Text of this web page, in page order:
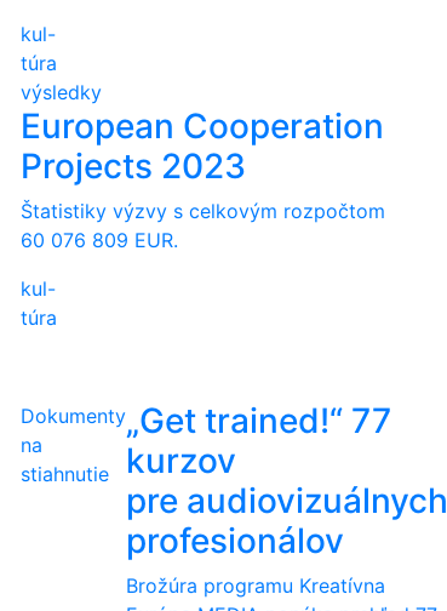
kul-
túra
výsledky
European Cooperation
Projects 2023
Štatistiky výzvy s celkovým rozpočtom
60 076 809 EUR.
kul-
túra
Dokumenty
na
stiahnutie
„Get trained!“ 77
kurzov
pre audiovizuálnych
profesionálov
Brožúra programu Kreatívna